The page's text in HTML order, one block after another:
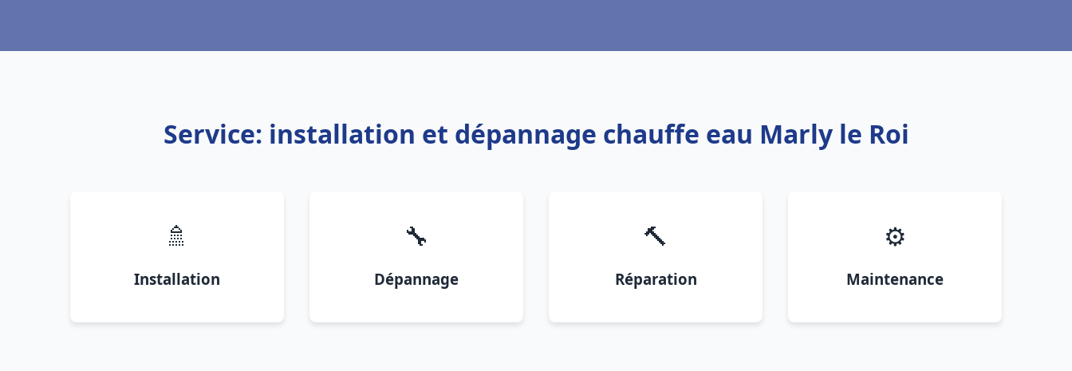
Service: installation et dépannage chauffe eau Marly le Roi
🚿
Installation
🔧
Dépannage
🔨
Réparation
⚙️
Maintenance